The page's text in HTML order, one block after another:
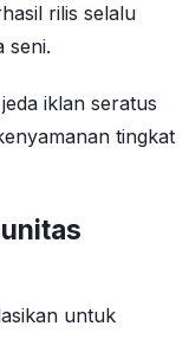
rilis selalu
seni.
iklan seratus
tingkat
untuk